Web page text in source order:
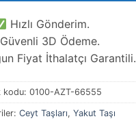
Hızlı Gönderim.
Güvenli 3D Ödeme.
Fiyat İthalatçı Garantili.
kodu: 0100-AZT-66555
Ceyt Taşları, Yakut Taşı